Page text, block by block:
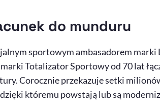
do munduru
sportowym ambasadorem marki
Totalizator Sportowy od 70 lat
Corocznie przekazuje setki
któremu powstają lub są